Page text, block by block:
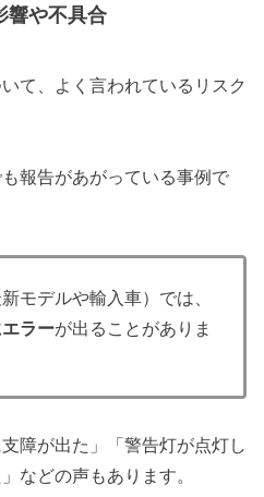
響や不具合
て、よく言われているリスク
報告があがっている事例で
モデルや輸入車）では、
ラーが出ることがありま
障が出た」「警告灯が点灯し
などの声もあります。